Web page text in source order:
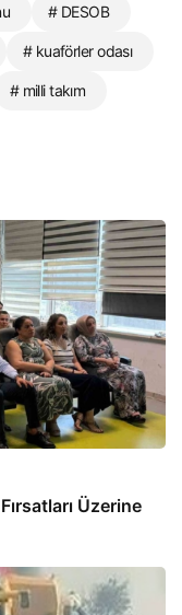
# DESOB
# kuaförler odası
# milli takım
Üzerine